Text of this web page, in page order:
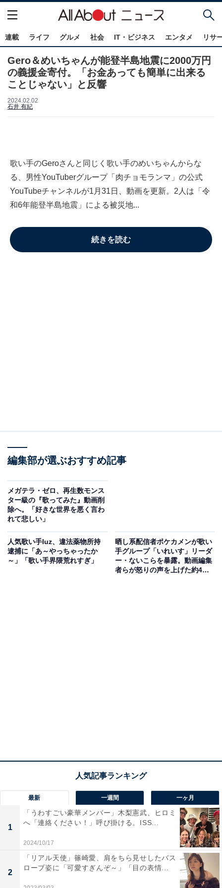
連載 ライフ グルメ 社会 IT・ビジネス エンタメ リサ
Gero＆めいちゃんが能登半島地震に2000万円
の義援金寄付。「お金あっても簡単に出来る
ことじゃない」と反響
2024.02.02
石井 有紀
歌い手のGeroさんと同じく歌い手のめいちゃんからな
る、男性YouTuberグループ「肉チョモランマ」の公式
YouTubeチャンネルが1月31日、動画を更新。2人は「令
和6年能登半島地震」による被災地...
続きを読む
編集部が選ぶおすすめ記事
メガテラ・ゼロ、再生数モンス
ター級の『歌ってみた』動画削
除へ。「好きな世界を悪く言わ
れて悲しい」
人気歌い手luz、違法薬物所持
逮捕に「あ～やっちゃったか
～」「歌い手界隈荒れすぎ」
晒し系配信者ポケカメンが歌い
手グループ「いれいす」リーダ
ー・ないこらを暴露。動画編集
者らが怒りの声を上げた約4時
最新 一週間 一ヶ月
1
「うわすごい豪華メンバー」木梨憲武、ヒロミ
へ「連絡ください！」呼び掛ける。ISS...
2024/10/17
2
「リアル天使」篠崎愛、肩をちら見せしたバス
ローブ姿に「可愛すぎんぞ～」「目の表情...